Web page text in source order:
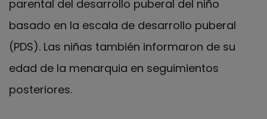
parental del desarrollo puberal del niño
basado en la escala de desarrollo puberal
(PDS). Las niñas también informaron de su
edad de la menarquia en seguimientos
posteriores.